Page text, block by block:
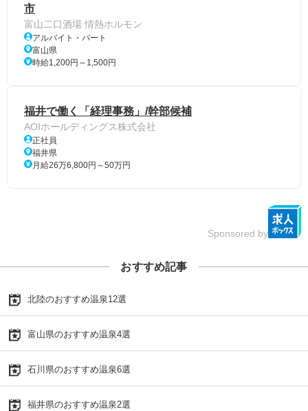
市
富山二口酒場 情熱ホルモン
アルバイト・パート
富山県
時給1,200円～1,500円
福井で働く「経理事務」/幹部候補
AOIホールディングス株式会社
正社員
福井県
月給26万6,800円～50万円
Sponsored by
おすすめ記事
北陸のおすすめ温泉12選
富山県のおすすめ温泉4選
石川県のおすすめ温泉6選
福井県のおすすめ温泉2選